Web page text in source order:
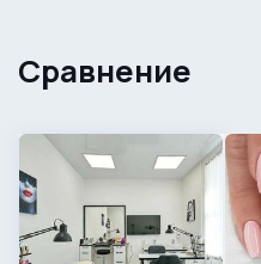
Сравнение